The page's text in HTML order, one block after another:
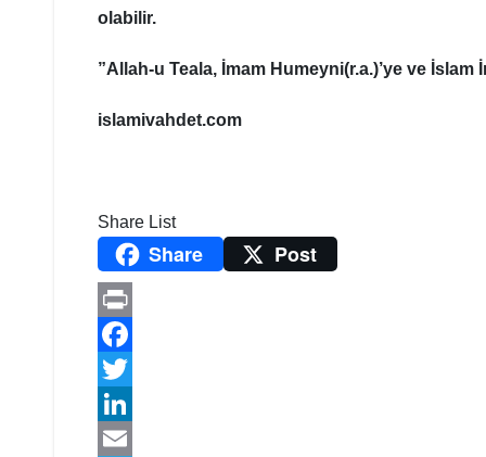
olabilir.
”Allah-u Teala, İmam Humeyni(r.a.)’ye ve İslam
islamivahdet.com
Share List
Share Post
P
n
F
a
c
T
w
L